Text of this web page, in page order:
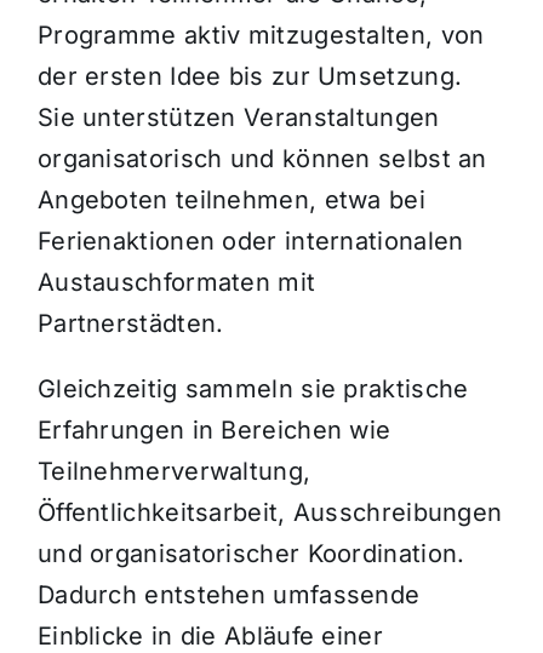
Programme aktiv mitzugestalten, von
der ersten Idee bis zur Umsetzung.
Sie unterstützen Veranstaltungen
organisatorisch und können selbst an
Angeboten teilnehmen, etwa bei
Ferienaktionen oder internationalen
Austauschformaten mit
Partnerstädten.
Gleichzeitig sammeln sie praktische
Erfahrungen in Bereichen wie
Teilnehmerverwaltung,
Öffentlichkeitsarbeit, Ausschreibungen
und organisatorischer Koordination.
Dadurch entstehen umfassende
Einblicke in die Abläufe einer